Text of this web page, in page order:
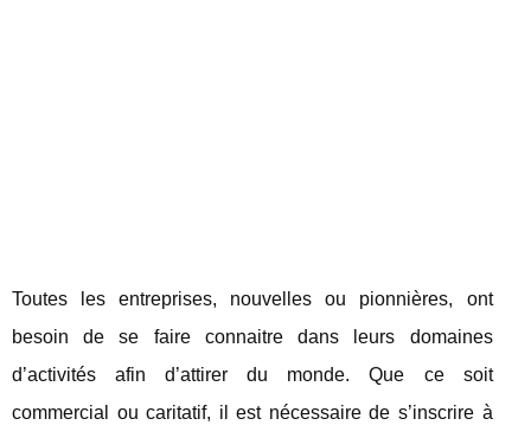
Toutes les entreprises, nouvelles ou pionnières, ont
besoin de se faire connaitre dans leurs domaines
d’activités afin d’attirer du monde. Que ce soit
commercial ou caritatif, il est nécessaire de s’inscrire à